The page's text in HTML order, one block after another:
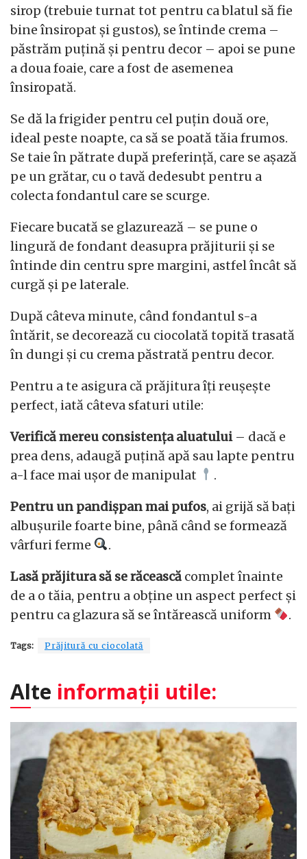
sirop (trebuie turnat tot pentru ca blatul să fie
bine însiropat și gustos), se întinde crema –
păstrăm puțină și pentru decor – apoi se pune
a doua foaie, care a fost de asemenea
însiropată.
Se dă la frigider pentru cel puțin două ore,
ideal peste noapte, ca să se poată tăia frumos.
Se taie în pătrate după preferință, care se așază
pe un grătar, cu o tavă dedesubt pentru a
colecta fondantul care se scurge.
Fiecare bucată se glazurează – se pune o
lingură de fondant deasupra prăjiturii și se
întinde din centru spre margini, astfel încât să
curgă și pe laterale.
După câteva minute, când fondantul s-a
întărit, se decorează cu ciocolată topită trasată
în dungi și cu crema păstrată pentru decor.
Pentru a te asigura că prăjitura îți reușește
perfect, iată câteva sfaturi utile:
Verifică mereu consistența aluatului– dacă e
prea dens, adaugă puțină apă sau lapte pentru
a-l face mai ușor de manipulat
.
Pentru un pandișpan mai pufos, ai grijă să bați
albușurile foarte bine, până când se formează
vârfuri ferme
.
Lasă prăjitura să se răcească complet înainte
de a o tăia, pentru a obține un aspect perfect și
pentru ca glazura să se întărească uniform
.
Tags: Prăjitură cu ciocolată
Alte informații utile: